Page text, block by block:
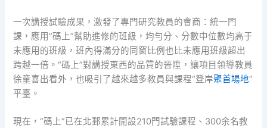
一次講授試驗成果，激發了專門研究教員的會商：統一門
課，應用“碼上”幫助進修的班級，均勻分、分數中位數均高于
未應用的班級，班內得滿分的同窗比例也比未應用班級超出
跨越一倍。“碼上”對講授東西的品質的晉陞，讓項目領導教員
徐童喜出看外，也吸引了越來越多教員與課程“登岸聚首場地”
平臺。
現在，“碼上”已在北郵累計開設210門試驗課程、300余名教